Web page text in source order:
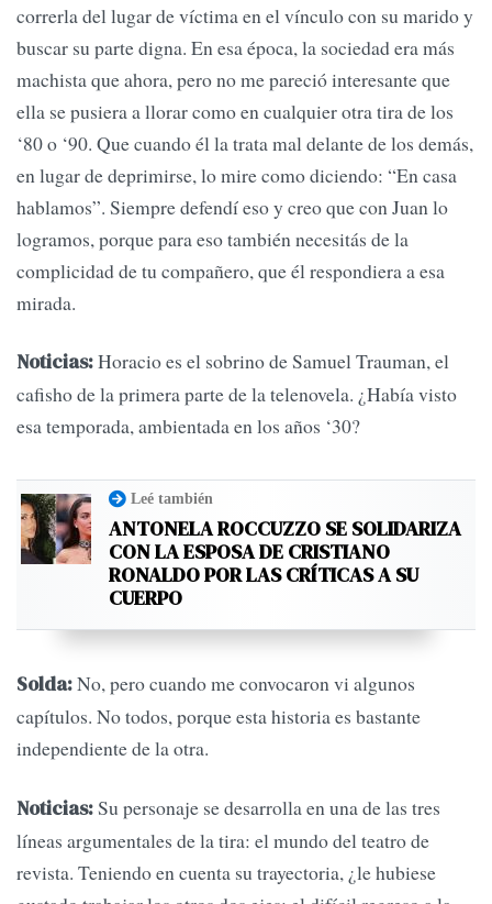
correrla del lugar de víctima en el vínculo con su marido y
buscar su parte digna. En esa época, la sociedad era más
machista que ahora, pero no me pareció interesante que
ella se pusiera a llorar como en cualquier otra tira de los
‘80 o ‘90. Que cuando él la trata mal delante de los demás,
en lugar de deprimirse, lo mire como diciendo: “En casa
hablamos”. Siempre defendí eso y creo que con Juan lo
logramos, porque para eso también necesitás de la
complicidad de tu compañero, que él respondiera a esa
mirada.
Noticias:Horacio es el sobrino de Samuel Trauman, el
cafisho de la primera parte de la telenovela. ¿Había visto
esa temporada, ambientada en los años ‘30?
Leé también
ANTONELA ROCCUZZO SE SOLIDARIZA
CON LA ESPOSA DE CRISTIANO
RONALDO POR LAS CRÍTICAS A SU
CUERPO
Solda:No, pero cuando me convocaron vi algunos
capítulos. No todos, porque esta historia es bastante
independiente de la otra.
Noticias:Su personaje se desarrolla en una de las tres
líneas argumentales de la tira: el mundo del teatro de
revista. Teniendo en cuenta su trayectoria, ¿le hubiese